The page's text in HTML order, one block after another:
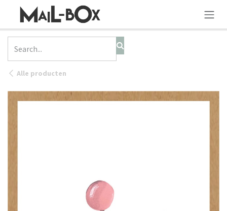
SKIP TO CONTENT
Alle producten